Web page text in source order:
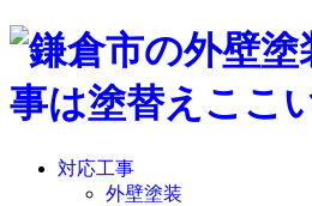
対応工事
外壁塗装